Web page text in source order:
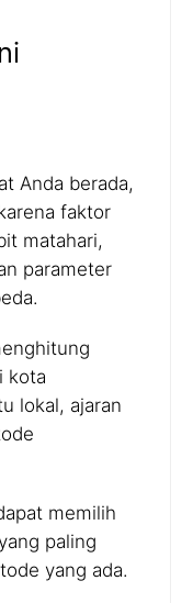
Anda berada,
faktor
matahari,
parameter
kota
lokal, ajaran
memilih
paling
yang ada.